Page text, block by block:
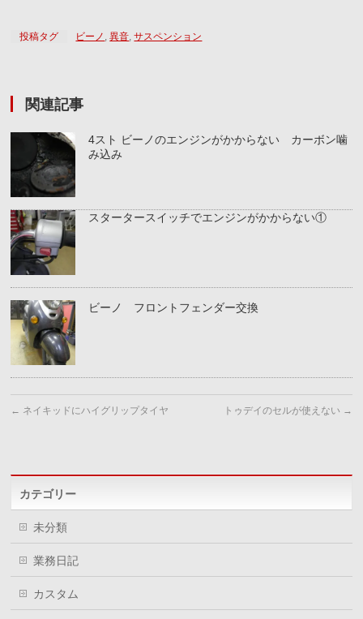
投稿タグ ビーノ ,異音 ,サスペンション
関連記事
4スト ビーノのエンジンがかからない カーボン噛
み込み
スタータースイッチでエンジンがかからない①
ビーノ フロントフェンダー交換
← ネイキッドにハイグリップタイヤ トゥデイのセルが使えない →
カテゴリー
未分類
業務日記
カスタム